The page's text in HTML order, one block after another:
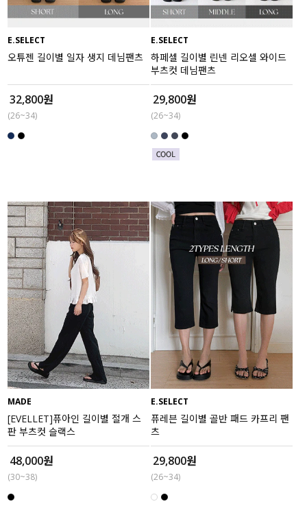
E.SELECT
오튜젠 길이별 일자 생지 데님팬츠
32,800원
(26~34)
E.SELECT
하페셀 길이별 린넨 리오셀 와이드
부츠컷 데님팬츠
29,800원
(26~34)
MADE
[EVELLET]퓨아인 길이별 절개 스
판 부츠컷 슬랙스
48,000원
(30~38)
E.SELECT
퓨레븐 길이별 골반 패드 카프리 팬
츠
29,800원
(26~34)